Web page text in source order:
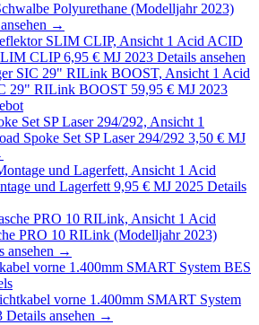
Polyurethane (Modelljahr 2023)
→
Acid ACID
CLIP 6,95 € MJ 2023 Details ansehen
Acid
29" RILink BOOST 59,95 € MJ 2023
Spoke Set SP Laser 294/292 3,50 € MJ
Acid
und Lagerfett 9,95 € MJ 2025 Details
Acid
PRO 10 RILink (Modelljahr 2023)
ansehen →
vorne 1.400mm SMART System
Details ansehen →